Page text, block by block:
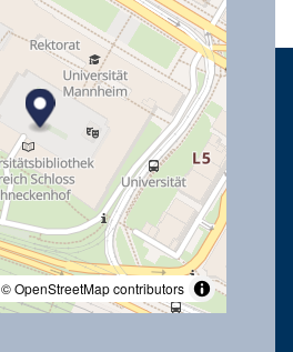
© OpenStreetMap contributors